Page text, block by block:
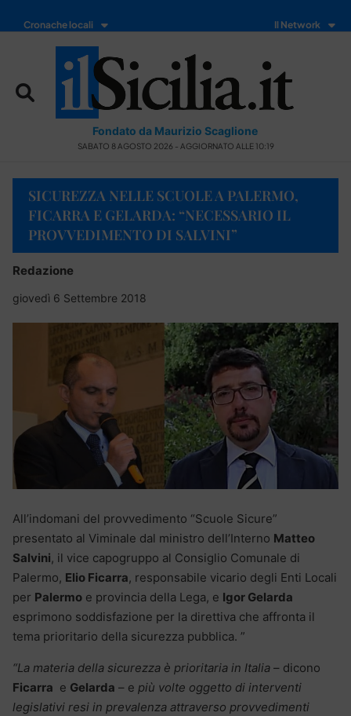
Cronache locali Il Network
Fondato da Maurizio Scaglione
SABATO 8 AGOSTO 2026 - AGGIORNATO ALLE 10:19
SICUREZZA NELLE SCUOLE A PALERMO,
FICARRA E GELARDA: “NECESSARIO IL
PROVVEDIMENTO DI SALVINI”
Redazione
giovedì 6 Settembre 2018
All’indomani del provvedimento “Scuole Sicure”
presentato al Viminale dal ministro dell’Interno Matteo
Salvini, il vice capogruppo al Consiglio Comunale di
Palermo, Elio Ficarra, responsabile vicario degli Enti Locali
per Palermo e provincia della Lega, e Igor Gelarda
esprimono soddisfazione per la direttiva che affronta il
tema prioritario della sicurezza pubblica. ”
“La materia della sicurezza è prioritaria in Italia – dicono
Ficarra e Gelarda – e più volte oggetto di interventi
legislativi resi in prevalenza attraverso provvedimenti